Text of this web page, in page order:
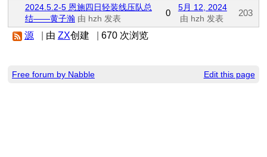
2024.5.2-5 恩施四日轻装线压队总
结——黄子瀚 由 hzh 发表
0
5月 12, 2024
由 hzh 发表
203
源 由 ZX创建 670 次浏览
Free forum by Nabble Edit this page